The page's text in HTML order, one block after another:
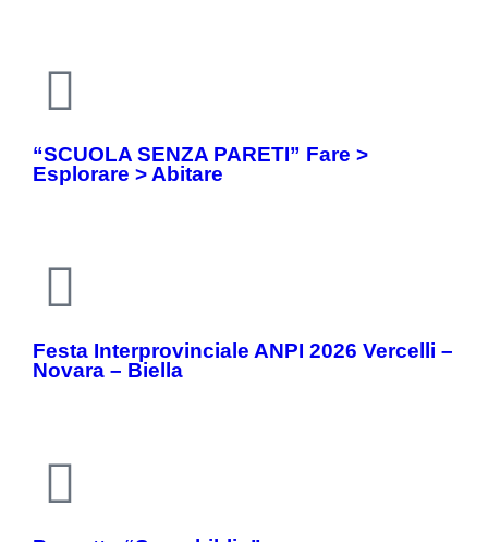
“SCUOLA SENZA PARETI” Fare >
Esplorare > Abitare
Festa Interprovinciale ANPI 2026 Vercelli –
Novara – Biella